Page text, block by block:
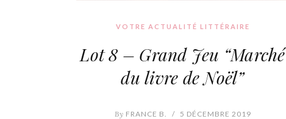
VOTRE ACTUALITÉ LITTÉRAIRE
Lot 8 – Grand Jeu “Marché
du livre de Noël”
By FRANCE B. / 5 DÉCEMBRE 2019